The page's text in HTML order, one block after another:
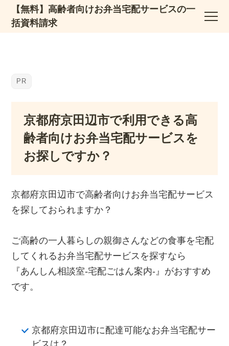
【無料】高齢者向けお弁当宅配サービスの一
括資料請求
京都府京田辺市で利用できる高
齢者向けお弁当宅配サービスを
お探しですか？
京都府京田辺市で高齢者向けお弁当宅配サービス
を探しておられますか？
ご高齢の一人暮らしの親御さんなどの食事を宅配
してくれるお弁当宅配サービスを探すなら
『あんしん相談室‐宅配ごはん案内‐』がおすすめ
です。
京都府京田辺市に配達可能なお弁当宅配サー